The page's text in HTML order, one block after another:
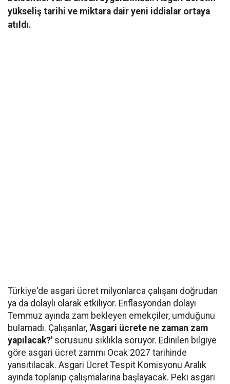
yükseliş tarihi ve miktara dair yeni iddialar ortaya
atıldı.
Türkiye'de asgari ücret milyonlarca çalışanı doğrudan
ya da dolaylı olarak etkiliyor. Enflasyondan dolayı
Temmuz ayında zam bekleyen emekçiler, umduğunu
bulamadı. Çalışanlar, 'Asgari ücrete ne zaman zam
yapılacak?' sorusunu sıklıkla soruyor. Edinilen bilgiye
göre asgari ücret zammı Ocak 2027 tarihinde
yansıtılacak. Asgari Ücret Tespit Komisyonu Aralık
ayında toplanıp çalışmalarına başlayacak. Peki asgari